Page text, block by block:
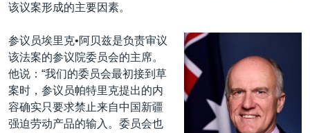
该议案形成的主要因素。
参议员埃里克•阿贝兹是负责审议
该法案的参议院委员会的主席。
他说：“我们的委员会最初接到草
案时，参议员帕特里克提出的内
容确实只要求禁止来自中国新疆
强迫劳动产品的输入。委员会也